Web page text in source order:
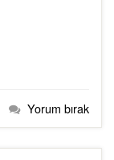
Yorum bırak